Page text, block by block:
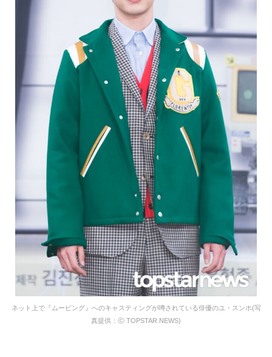
ネット上で『ムービング』へのキャスティングが噂されている俳優のユ・スンホ(写
真提供：ⓒ TOPSTAR NEWS)